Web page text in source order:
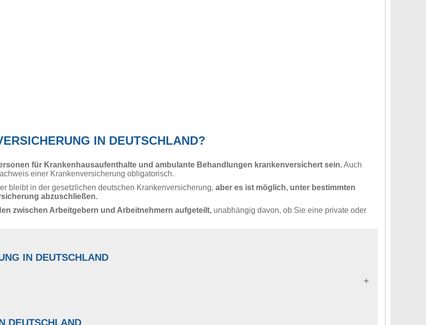
IN DEUTSCHLAND?
für Krankenhausaufenthalte und ambulante Behandlungen krankenversichert sein.Auch
einer Krankenversicherung obligatorisch.
bleibt in der gesetzlichen deutschen Krankenversicherung, aber es ist möglich, unter bestimmten
abzuschließen.
zwischen Arbeitgebern und Arbeitnehmern aufgeteilt, unabhängig davon, ob Sie eine private oder
IN DEUTSCHLAND
DEUTSCHLAND